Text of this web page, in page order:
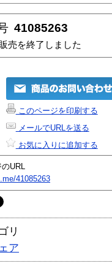
41085263
売を終了しました
このページを印刷する
メールでURLを送る
お気に入りに追加する
URL
41085263
リ
ア